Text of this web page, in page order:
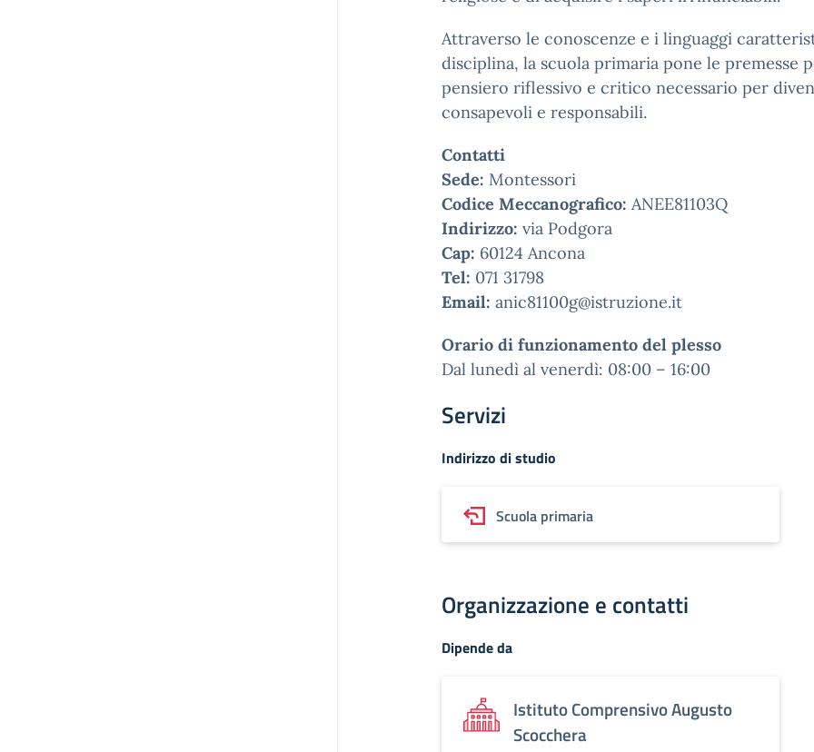
Attraverso le conoscenze e i linguaggi
disciplina, la scuola primaria pone le premesse
pensiero riflessivo e critico necessario per
consapevoli e responsabili.
Contatti
Sede: Montessori
Codice Meccanografico: ANEE81103Q
Indirizzo: via Podgora
Cap: 60124 Ancona
Tel: 071 31798
Email: anic81100g@istruzione.it
Orario di funzionamento del plesso
Dal lunedì al venerdì: 08:00 – 16:00
Servizi
Indirizzo di studio
Scuola primaria
Organizzazione e contatti
Dipende da
Istituto Comprensivo Augusto
Scocchera